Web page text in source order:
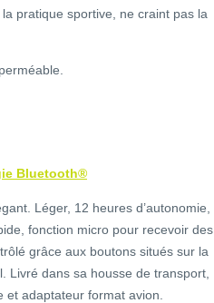
pratique sportive, ne craint pas la
Bluetooth®
Léger, 12 heures d’autonomie,
fonction micro pour recevoir des
grâce aux boutons situés sur la
Livré dans sa housse de transport,
et adaptateur format avion.